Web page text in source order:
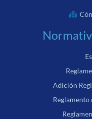
Adición